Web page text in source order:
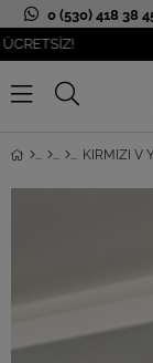
0 (530) 418 38